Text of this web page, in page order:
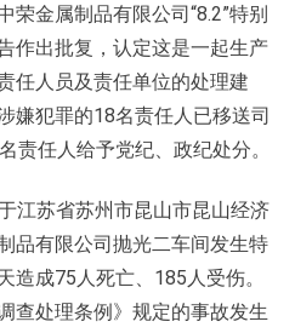
荣金属制品有限公司“8.2”特别
作出批复，认定这是一起生产
任人员及责任单位的处理建
嫌犯罪的18名责任人已移送司
责任人给予党纪、政纪处分。
江苏省苏州市昆山市昆山经济
品有限公司抛光二车间发生特
造成75人死亡、185人受伤。
查处理条例》规定的事故发生